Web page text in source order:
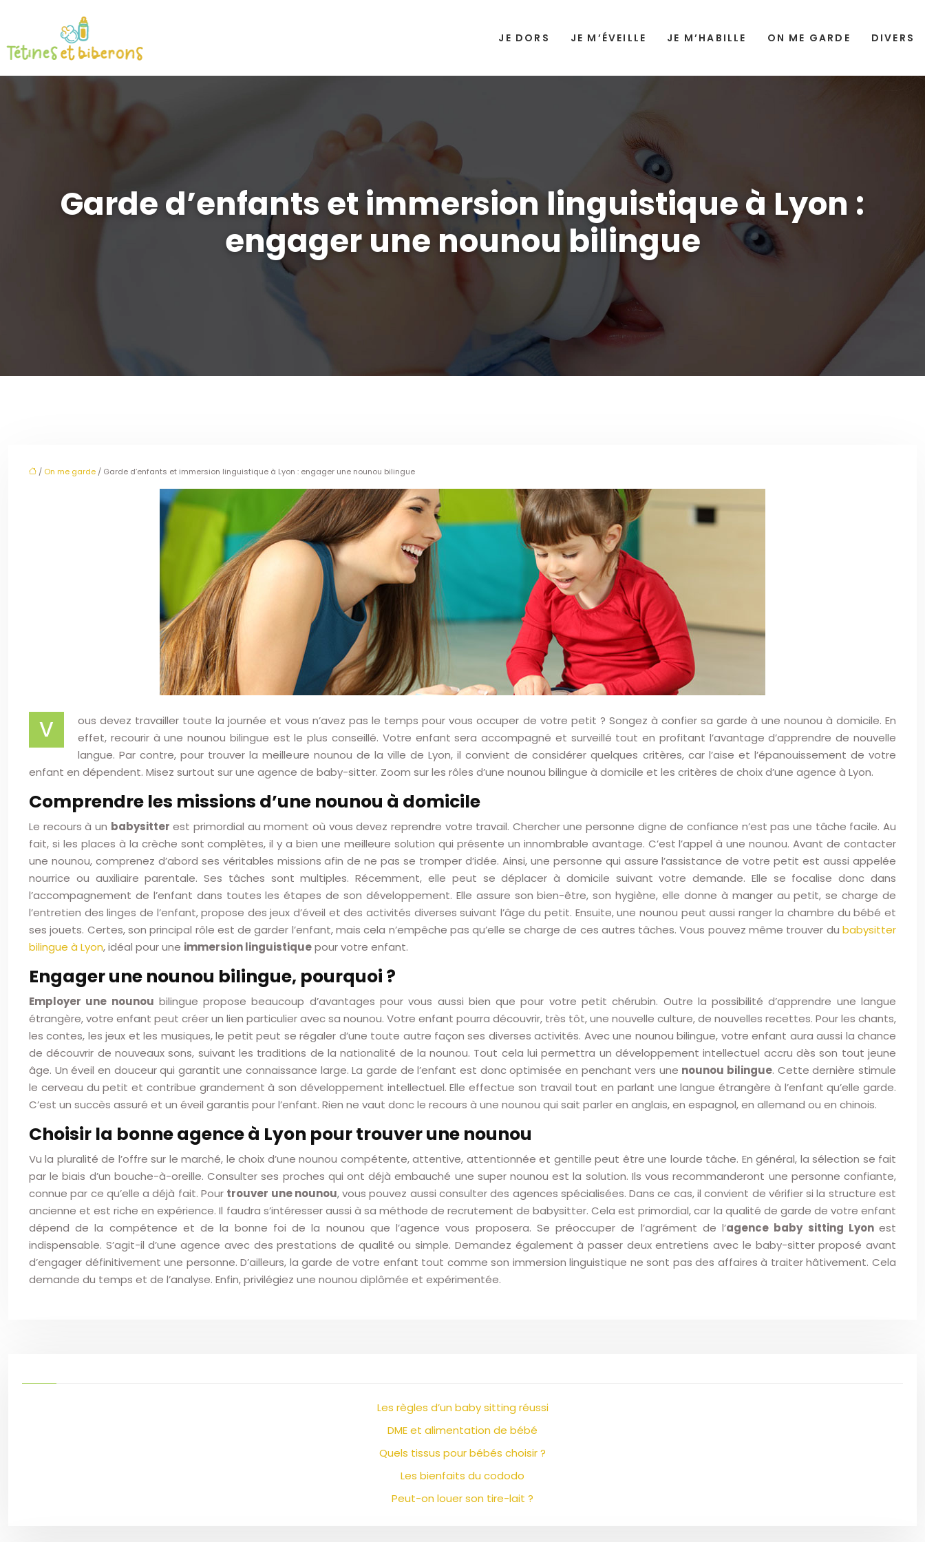
JE DORS JE M’ÉVEILLE JE M’HABILLE ON ME GARDE DIVERS
Garde d’enfants et immersion linguistique à Lyon :
engager une nounou bilingue
/ On me garde / Garde d’enfants et immersion linguistique à Lyon : engager une nounou bilingue
V
ous devez travailler toute la journée et vous n’avez pas le temps pour vous occuper de votre petit ? Songez à confier sa garde à une nounou à domicile. En
effet, recourir à une nounou bilingue est le plus conseillé. Votre enfant sera accompagné et surveillé tout en profitant l’avantage d’apprendre de nouvelle
langue. Par contre, pour trouver la meilleure nounou de la ville de Lyon, il convient de considérer quelques critères, car l’aise et l’épanouissement de votre
enfant en dépendent. Misez surtout sur une agence de baby-sitter. Zoom sur les rôles d’une nounou bilingue à domicile et les critères de choix d’une agence à Lyon.
Comprendre les missions d’une nounou à domicile
Le recours à un babysitter est primordial au moment où vous devez reprendre votre travail. Chercher une personne digne de confiance n’est pas une tâche facile. Au
fait, si les places à la crèche sont complètes, il y a bien une meilleure solution qui présente un innombrable avantage. C’est l’appel à une nounou. Avant de contacter
une nounou, comprenez d’abord ses véritables missions afin de ne pas se tromper d’idée. Ainsi, une personne qui assure l’assistance de votre petit est aussi appelée
nourrice ou auxiliaire parentale. Ses tâches sont multiples. Récemment, elle peut se déplacer à domicile suivant votre demande. Elle se focalise donc dans
l’accompagnement de l’enfant dans toutes les étapes de son développement. Elle assure son bien-être, son hygiène, elle donne à manger au petit, se charge de
l’entretien des linges de l’enfant, propose des jeux d’éveil et des activités diverses suivant l’âge du petit. Ensuite, une nounou peut aussi ranger la chambre du bébé et
ses jouets. Certes, son principal rôle est de garder l’enfant, mais cela n’empêche pas qu’elle se charge de ces autres tâches. Vous pouvez même trouver du babysitter
bilingue à Lyon, idéal pour une immersion linguistiquepour votre enfant.
Engager une nounou bilingue, pourquoi ?
Employer une nounou bilingue propose beaucoup d’avantages pour vous aussi bien que pour votre petit chérubin. Outre la possibilité d’apprendre une langue
étrangère, votre enfant peut créer un lien particulier avec sa nounou. Votre enfant pourra découvrir, très tôt, une nouvelle culture, de nouvelles recettes. Pour les chants,
les contes, les jeux et les musiques, le petit peut se régaler d’une toute autre façon ses diverses activités. Avec une nounou bilingue, votre enfant aura aussi la chance
de découvrir de nouveaux sons, suivant les traditions de la nationalité de la nounou. Tout cela lui permettra un développement intellectuel accru dès son tout jeune
âge. Un éveil en douceur qui garantit une connaissance large. La garde de l’enfant est donc optimisée en penchant vers une nounou bilingue. Cette dernière stimule
le cerveau du petit et contribue grandement à son développement intellectuel. Elle effectue son travail tout en parlant une langue étrangère à l’enfant qu’elle garde.
C’est un succès assuré et un éveil garantis pour l’enfant. Rien ne vaut donc le recours à une nounou qui sait parler en anglais, en espagnol, en allemand ou en chinois.
Choisir la bonne agence à Lyon pour trouver une nounou
Vu la pluralité de l’offre sur le marché, le choix d’une nounou compétente, attentive, attentionnée et gentille peut être une lourde tâche. En général, la sélection se fait
par le biais d’un bouche-à-oreille. Consulter ses proches qui ont déjà embauché une super nounou est la solution. Ils vous recommanderont une personne confiante,
connue par ce qu’elle a déjà fait. Pour trouver une nounou, vous pouvez aussi consulter des agences spécialisées. Dans ce cas, il convient de vérifier si la structure est
ancienne et est riche en expérience. Il faudra s’intéresser aussi à sa méthode de recrutement de babysitter. Cela est primordial, car la qualité de garde de votre enfant
dépend de la compétence et de la bonne foi de la nounou que l’agence vous proposera. Se préoccuper de l’agrément de l’agence baby sitting Lyonest
indispensable. S’agit-il d’une agence avec des prestations de qualité ou simple. Demandez également à passer deux entretiens avec le baby-sitter proposé avant
d’engager définitivement une personne. D’ailleurs, la garde de votre enfant tout comme son immersion linguistique ne sont pas des affaires à traiter hâtivement. Cela
demande du temps et de l’analyse. Enfin, privilégiez une nounou diplômée et expérimentée.
Les règles d’un baby sitting réussi
DME et alimentation de bébé
Quels tissus pour bébés choisir ?
Les bienfaits du cododo
Peut-on louer son tire-lait ?